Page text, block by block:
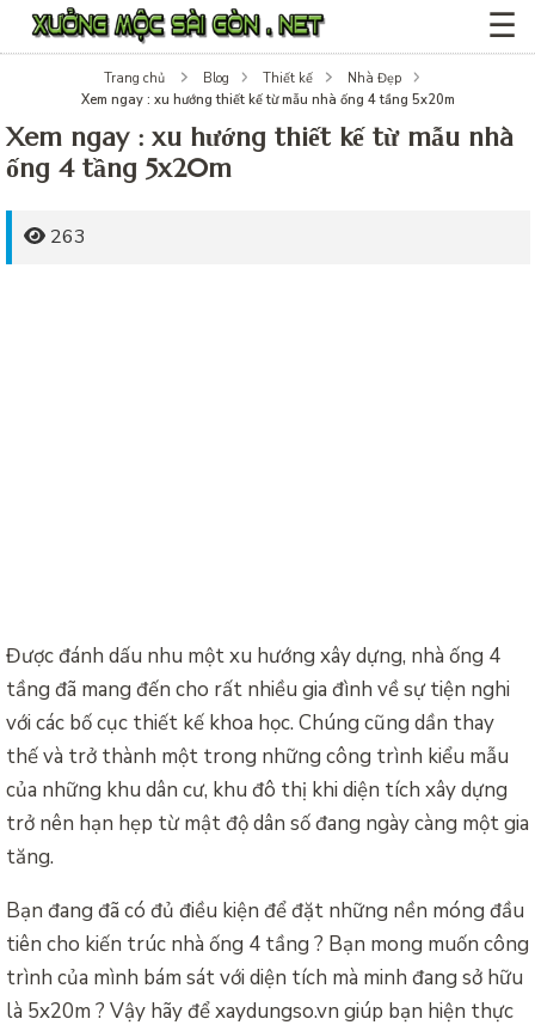
☰
Trang chủ Blog Thiết kế
Nhà Đẹp
Xem ngay : xu hướng thiết kế từ mẫu nhà ống 4 tầng 5x20m
Xem ngay : xu hướng thiết kế từ mẫu nhà
ống 4 tầng 5x20m
263
Được đánh dấu nhu một xu hướng xây dựng, nhà ống 4
tầng đã mang đến cho rất nhiều gia đình về sự tiện nghi
với các bố cục thiết kế khoa học. Chúng cũng dần thay
thế và trở thành một trong những công trình kiểu mẫu
của những khu dân cư, khu đô thị khi diện tích xây dựng
trở nên hạn hẹp từ mật độ dân số đang ngày càng một gia
tăng.
Bạn đang đã có đủ điều kiện để đặt những nền móng đầu
tiên cho kiến trúc nhà ống 4 tầng ? Bạn mong muốn công
trình của mình bám sát với diện tích mà minh đang sở hữu
là 5x20m ? Vậy hãy để xaydungso.vn giúp bạn hiện thực